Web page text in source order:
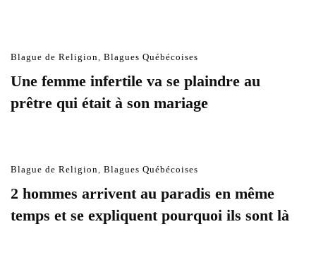
Blague de Religion Blagues Québécoises
Une femme infertile va se plaindre au
prêtre qui était à son mariage
Blague de Religion Blagues Québécoises
2 hommes arrivent au paradis en même
temps et se expliquent pourquoi ils sont là